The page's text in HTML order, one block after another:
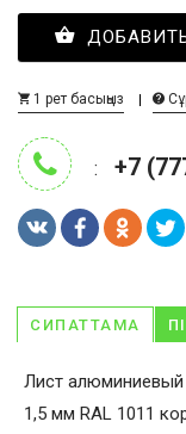
1 рет басыңыз
: +7
СИПАТТАМА
Лист алюминиевый
1,5 мм RAL 1011